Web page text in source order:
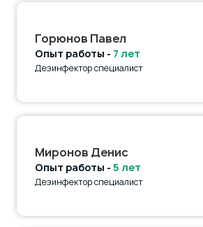
Горюнов Павел
Опыт работы - 7 лет
Дезинфектор специалист
Миронов Денис
Опыт работы - 5 лет
Дезинфектор специалист